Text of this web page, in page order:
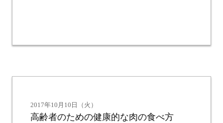
2017年10月10日（火）
高齢者のための健康的な肉の食べ方